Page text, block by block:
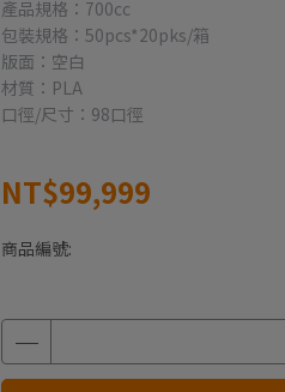
產品規格：700cc
包裝規格：50pcs*20pks/箱
版面：空白
材質：PLA
口徑/尺寸：98口徑
NT$99,999
商品編號: